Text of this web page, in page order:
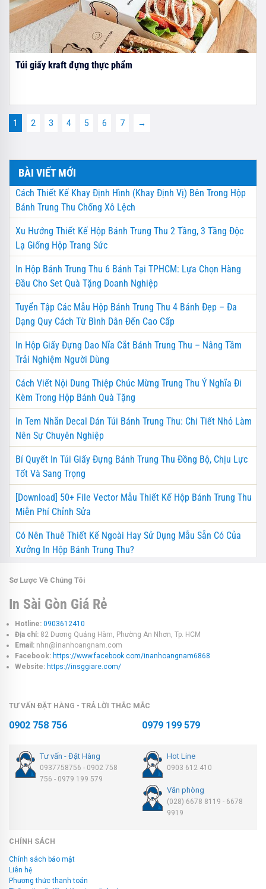
Túi giấy kraft đựng thực phẩm
1 2 3 4 5 6 7 →
BÀI VIẾT MỚI
Cách Thiết Kế Khay Định Hình (Khay Định Vị) Bên Trong Hộp
Bánh Trung Thu Chống Xô Lệch
Xu Hướng Thiết Kế Hộp Bánh Trung Thu 2 Tầng, 3 Tầng Độc
Lạ Giống Hộp Trang Sức
In Hộp Bánh Trung Thu 6 Bánh Tại TPHCM: Lựa Chọn Hàng
Đầu Cho Set Quà Tặng Doanh Nghiệp
Tuyển Tập Các Mẫu Hộp Bánh Trung Thu 4 Bánh Đẹp – Đa
Dạng Quy Cách Từ Bình Dân Đến Cao Cấp
In Hộp Giấy Đựng Dao Nĩa Cắt Bánh Trung Thu – Nâng Tầm
Trải Nghiệm Người Dùng
Cách Viết Nội Dung Thiệp Chúc Mừng Trung Thu Ý Nghĩa Đi
Kèm Trong Hộp Bánh Quà Tặng
In Tem Nhãn Decal Dán Túi Bánh Trung Thu: Chi Tiết Nhỏ Làm
Nên Sự Chuyên Nghiệp
Bí Quyết In Túi Giấy Đựng Bánh Trung Thu Đồng Bộ, Chịu Lực
Tốt Và Sang Trọng
[Download] 50+ File Vector Mẫu Thiết Kế Hộp Bánh Trung Thu
Miễn Phí Chỉnh Sửa
Có Nên Thuê Thiết Kế Ngoài Hay Sử Dụng Mẫu Sẵn Có Của
Xưởng In Hộp Bánh Trung Thu?
Sơ Lược Về Chúng Tôi
In Sài Gòn Giá Rẻ
Hotline: 0903612410
Địa chỉ: 82 Dương Quảng Hàm, Phường An Nhơn, Tp. HCM
Email: nhn@inanhoangnam.com
Facebook: https://www.facebook.com/inanhoangnam6868
Website: https://insggiare.com/
TƯ VẤN ĐẶT HÀNG - TRẢ LỜI THẮC MẮC
0902 758 756 0979 199 579
Tư vấn - Đặt Hàng
0937758756 - 0902 758
756 - 0979 199 579
Hot Line
0903 612 410
Văn phòng
(028) 6678 8119 - 6678
9919
CHÍNH SÁCH
Chính sách bảo mật
Liên hệ
Phương thức thanh toán